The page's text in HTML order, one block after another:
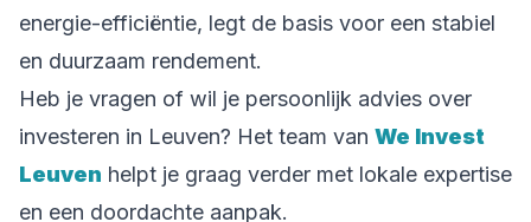
energie-efficiëntie, legt de basis voor een stabiel
en duurzaam rendement.
Heb je vragen of wil je persoonlijk advies over
investeren in Leuven? Het team van We Invest
Leuven helpt je graag verder met lokale expertise
en een doordachte aanpak.